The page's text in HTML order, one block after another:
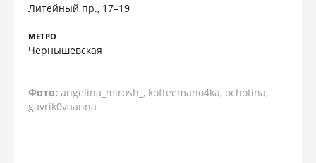
Литейный пр., 17–19
МЕТРО
Чернышевская
Фото:angelina_mirosh_, koffeemano4ka, ochotina,
gavrik0vaanna